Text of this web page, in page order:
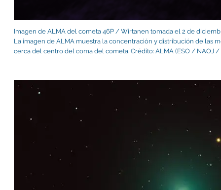
Imagen de ALMA del cometa 46P / Wirtanen tomada el 2 de
La imagen de ALMA muestra la concentración y distribución de las
cerca del centro del coma del cometa. Crédito: ALMA (ESO / NAOJ /